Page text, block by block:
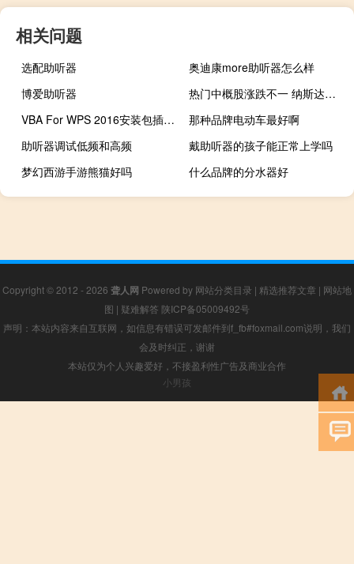
相关问题
选配助听器
奥迪康more助听器怎么样
博爱助听器
热门中概股涨跌不一 纳斯达克金龙指数跌0.27%
VBA For WPS 2016安装包插件 官方最新版（VBA For WPS 2016安装包插件 官方最新版功能简介）
那种品牌电动车最好啊
助听器调试低频和高频
戴助听器的孩子能正常上学吗
梦幻西游手游熊猫好吗
什么品牌的分水器好
Copyright © 2012 - 2026 聋人网 Powered by 网站分类目录 | 精选推荐文章 | 网站地
图 | 疑难解答 陕ICP备05009492号
声明：本站内容来自互联网，如信息有错误可发邮件到f_fb#foxmail.com说明，我们
会及时纠正，谢谢
本站仅为个人兴趣爱好，不接盈利性广告及商业合作
小男孩